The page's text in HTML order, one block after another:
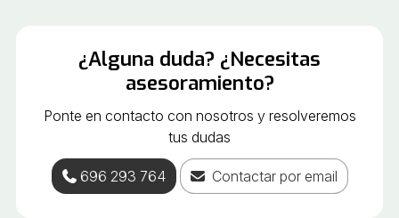
¿Alguna duda? ¿Necesitas
asesoramiento?
Ponte en contacto con nosotros y resolveremos
tus dudas
696 293 764 Contactar por email